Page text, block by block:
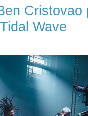
Wave